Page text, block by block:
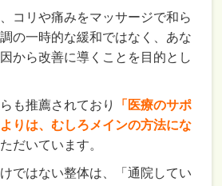
コリや痛みをマッサージで和ら
の一時的な緩和ではなく、あな
から改善に導くことを目的とし
も推薦されており
「医療のサポ
りは、むしろメインの方法にな
だいています。
ではない整体は、「通院してい